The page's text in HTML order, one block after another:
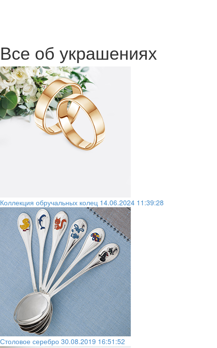
Все об украшениях
Коллекция обручальных колец 14.06.2024 11:39:28
Столовое серебро 30.08.2019 16:51:52